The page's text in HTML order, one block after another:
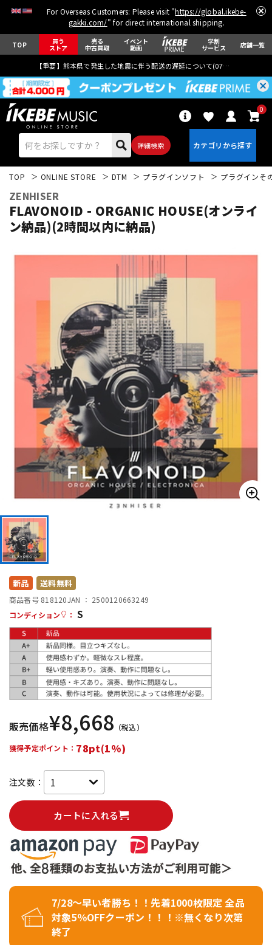
For Overseas Customers: Please visit "https://global.ikebe-
gakki.com/" for direct international shipping.
TOP 買う
ストア
売る
中古買取
イベント
動画
学割
サービス 店舗一覧
【重要】熊本県で発生した地震に伴う配送の遅延について(07月29日
詳細検索
0
ドラム
キーボード 電子ピアノ
管楽器 その他楽器
アンプ エフェクター
配信/ライブ機器
中古 ヴィンテージ
TOP ONLINE STORE DTM プラグインソフト プラグインそ
ZENHISER
FLAVONOID - ORGANIC HOUSE(オンライ
ン納品)(2時間以内に納品)
新品 送料無料
商品番号 818120JAN ： 2500120663249
コンディション
： S
販売価格¥8,668 （税込）
獲得予定ポイント： 78pt(1%)
注文数：
カートに入れる
7/28～早い者勝ち！！先着1000枚限定 全品
対象5％OFFクーポン！！！※無くなり次第
終了